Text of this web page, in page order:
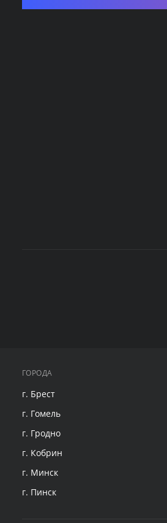
ГОРОДА
г. Брест
г. Гомель
г. Гродно
г. Кобрин
г. Минск
г. Пинск